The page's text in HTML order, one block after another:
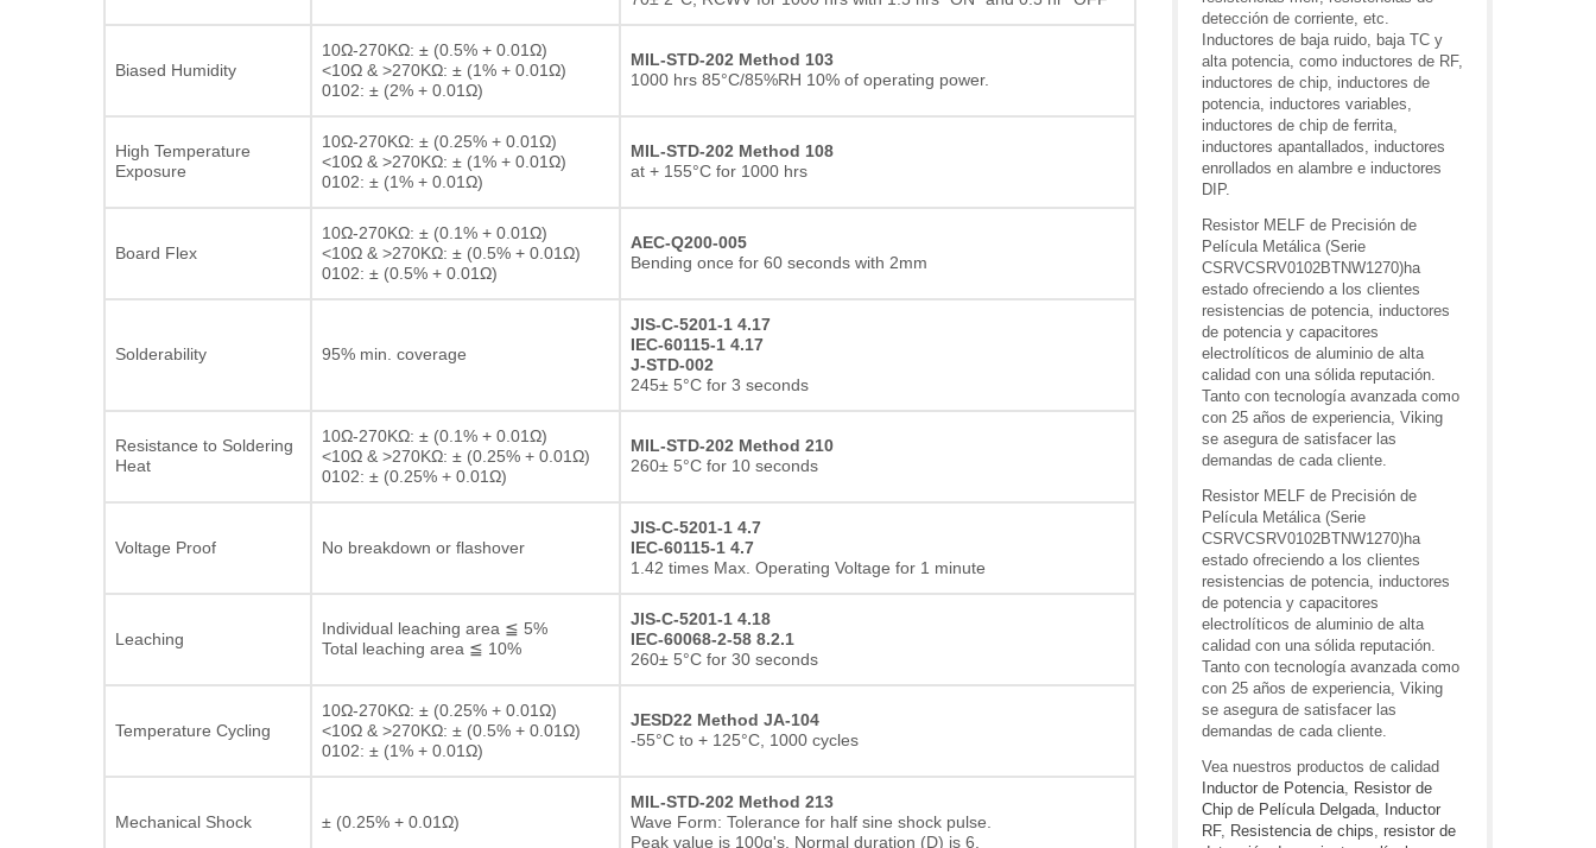
Biased Humidity
10Ω-270KΩ: ± (0.5% + 0.01Ω)
<10Ω & >270KΩ: ± (1% + 0.01Ω)
0102: ± (2% + 0.01Ω)
MIL-STD-202 Method 103
1000 hrs 85°C/85%RH 10% of operating power.
High Temperature
Exposure
10Ω-270KΩ: ± (0.25% + 0.01Ω)
<10Ω & >270KΩ: ± (1% + 0.01Ω)
0102: ± (1% + 0.01Ω)
MIL-STD-202 Method 108
at + 155°C for 1000 hrs
Board Flex
10Ω-270KΩ: ± (0.1% + 0.01Ω)
<10Ω & >270KΩ: ± (0.5% + 0.01Ω)
0102: ± (0.5% + 0.01Ω)
AEC-Q200-005
Bending once for 60 seconds with 2mm
Solderability 95% min. coverage
JIS-C-5201-1 4.17
IEC-60115-1 4.17
J-STD-002
245± 5°C for 3 seconds
Resistance to Soldering
Heat
10Ω-270KΩ: ± (0.1% + 0.01Ω)
<10Ω & >270KΩ: ± (0.25% + 0.01Ω)
0102: ± (0.25% + 0.01Ω)
MIL-STD-202 Method 210
260± 5°C for 10 seconds
Voltage Proof No breakdown or flashover
JIS-C-5201-1 4.7
IEC-60115-1 4.7
1.42 times Max. Operating Voltage for 1 minute
Leaching
Individual leaching area ≦ 5%
Total leaching area ≦ 10%
JIS-C-5201-1 4.18
IEC-60068-2-58 8.2.1
260± 5°C for 30 seconds
Temperature Cycling
10Ω-270KΩ: ± (0.25% + 0.01Ω)
<10Ω & >270KΩ: ± (0.5% + 0.01Ω)
0102: ± (1% + 0.01Ω)
JESD22 Method JA-104
-55°C to + 125°C, 1000 cycles
Mechanical Shock ± (0.25% + 0.01Ω)
MIL-STD-202 Method 213
Wave Form: Tolerance for half sine shock pulse.
Peak value is 100g's. Normal duration (D) is 6.
detección de corriente, etc.
Inductores de baja ruido, baja TC y
alta potencia, como inductores de RF,
inductores de chip, inductores de
potencia, inductores variables,
inductores de chip de ferrita,
inductores apantallados, inductores
enrollados en alambre e inductores
DIP.
Resistor MELF de Precisión de
Película Metálica (Serie
CSRVCSRV0102BTNW1270)ha
estado ofreciendo a los clientes
resistencias de potencia, inductores
de potencia y capacitores
electrolíticos de aluminio de alta
calidad con una sólida reputación.
Tanto con tecnología avanzada como
con 25 años de experiencia, Viking
se asegura de satisfacer las
demandas de cada cliente.
Resistor MELF de Precisión de
Película Metálica (Serie
CSRVCSRV0102BTNW1270)ha
estado ofreciendo a los clientes
resistencias de potencia, inductores
de potencia y capacitores
electrolíticos de aluminio de alta
calidad con una sólida reputación.
Tanto con tecnología avanzada como
con 25 años de experiencia, Viking
se asegura de satisfacer las
demandas de cada cliente.
Vea nuestros productos de calidad
Inductor de Potencia, Resistor de
Chip de Película Delgada,
Inductor
RF, Resistencia de chips, resistor de